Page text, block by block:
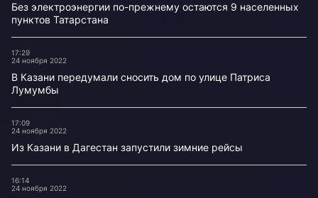
Без электроэнергии по-прежнему остаются 9 населенных
пунктов Татарстана
17:29
24 ноября 2022
В Казани передумали сносить дом по улице Патриса
Лумумбы
17:09
24 ноября 2022
Из Казани в Дагестан запустили зимние рейсы
16:14
24 ноября 2022